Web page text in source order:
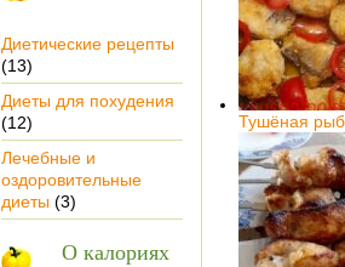
Диетические рецепты
(13)
Диеты для похудения
(12)
Лечебные и
оздоровительные
диеты(3)
О калориях
Тушёная